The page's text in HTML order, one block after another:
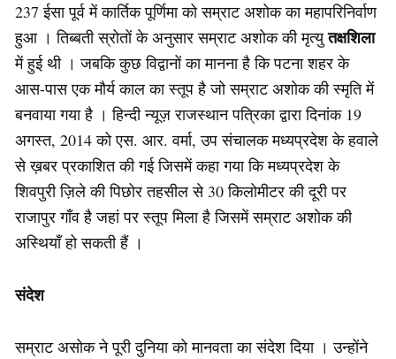
237 ईसा पूर्व में कार्तिक पूर्णिमा को सम्राट अशोक का महापरिनिर्वाण
हुआ । तिब्बती स्रोतों के अनुसार सम्राट अशोक की मृत्युतक्षशिला
में हुई थी । जबकि कुछ विद्वानों का मानना है कि पटना शहर के
आस-पास एक मौर्य काल का स्तूप है जो सम्राट अशोक की स्मृति में
बनवाया गया है । हिन्दी न्यूज़ राजस्थान पत्रिका द्वारा दिनांक 19
अगस्त, 2014 को एस. आर. वर्मा, उप संचालक मध्यप्रदेश के हवाले
से ख़बर प्रकाशित की गई जिसमें कहा गया कि मध्यप्रदेश के
शिवपुरी ज़िले की पिछोर तहसील से 30 किलोमीटर की दूरी पर
राजापुर गाँव है जहां पर स्तूप मिला है जिसमें सम्राट अशोक की
अस्थियाँ हो सकती हैं ।
संदेश
सम्राट असोक ने पूरी दुनिया को मानवता का संदेश दिया । उन्होंने